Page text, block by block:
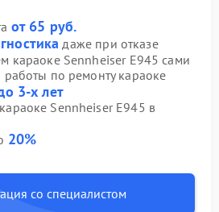
от 65 руб.
даже при отказе
караоке Sennheiser E945 сами
работы по ремонту караоке
3-х лет
Sennheiser E945 в
20%
со специалистом